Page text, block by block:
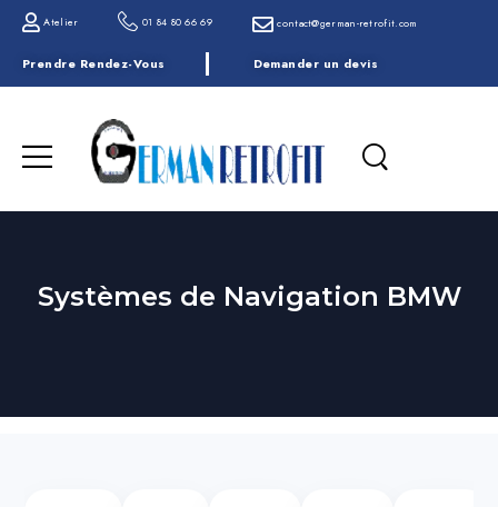
Atelier 01 84 80 66 69 contact@german-retrofit.com
Prendre Rendez-Vous Demander un devis
Systèmes de Navigation BMW